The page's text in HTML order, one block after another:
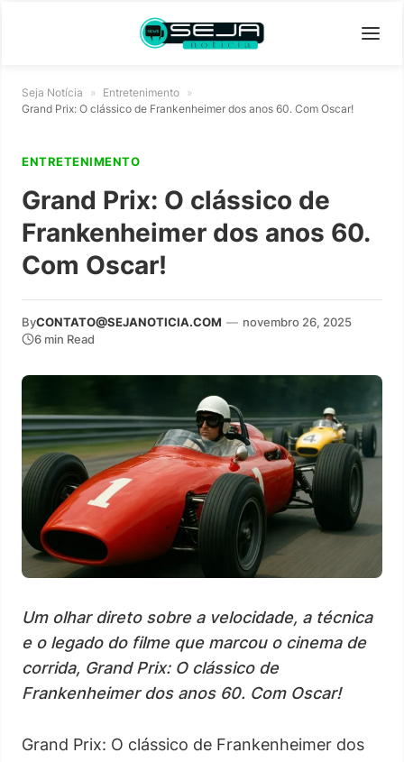
Seja Notícia » Entretenimento »
Grand Prix: O clássico de Frankenheimer dos anos 60. Com Oscar!
ENTRETENIMENTO
Grand Prix: O clássico de
Frankenheimer dos anos 60.
Com Oscar!
ByCONTATO@SEJANOTICIA.COM — novembro 26, 2025
6 min Read
Um olhar direto sobre a velocidade, a técnica
e o legado do filme que marcou o cinema de
corrida, Grand Prix: O clássico de
Frankenheimer dos anos 60. Com Oscar!
Grand Prix: O clássico de Frankenheimer dos